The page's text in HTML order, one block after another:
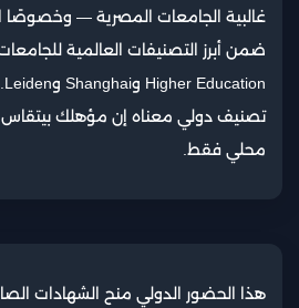
غالبية الجامعات المصرية —
تصنيف دولي معناه إن مؤهلك
محلي فقط.
هذا الحضور الدولي منح الشهادات